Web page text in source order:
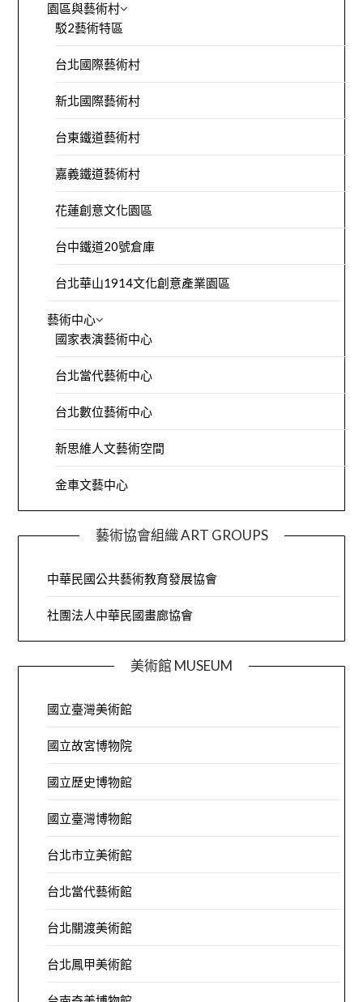
園區與藝術村
駁2藝術特區
台北國際藝術村
新北國際藝術村
台東鐵道藝術村
嘉義鐵道藝術村
花蓮創意文化園區
台中鐵道20號倉庫
台北華山1914文化創意產業園區
藝術中心
國家表演藝術中心
台北當代藝術中心
台北數位藝術中心
新思維人文藝術空間
金車文藝中心
藝術協會組織 ART GROUPS
中華民國公共藝術教育發展協會
社團法人中華民國畫廊協會
美術館 MUSEUM
國立臺灣美術館
國立故宮博物院
國立歷史博物館
國立臺灣博物館
台北市立美術館
台北當代藝術館
台北關渡美術館
台北鳳甲美術館